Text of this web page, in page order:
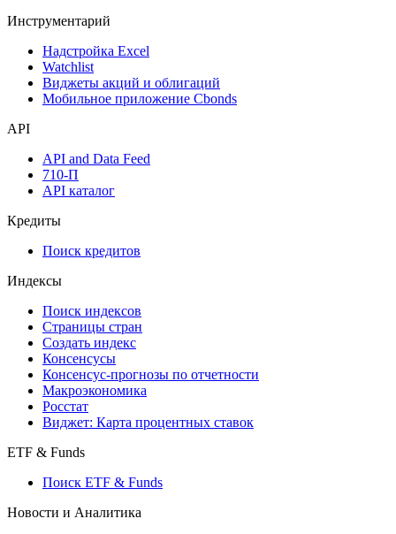
Инструментарий
Надстройка Excel
Watchlist
Виджеты акций и облигаций
Мобильное приложение Cbonds
API
API and Data Feed
710-П
API каталог
Кредиты
Поиск кредитов
Индексы
Поиск индексов
Страницы стран
Создать индекс
Консенсусы
Консенсус-прогнозы по отчетности
Макроэкономика
Росстат
Виджет: Карта процентных ставок
ETF & Funds
Поиск ETF & Funds
Новости и Аналитика